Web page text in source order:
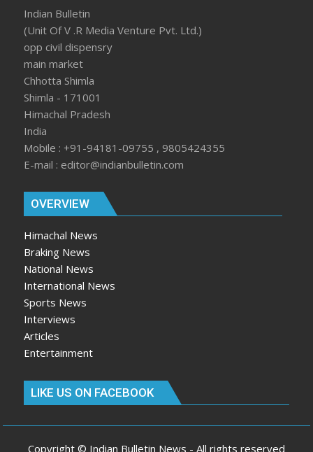
E-mail : editor@indianbulletin.com
OVERVIEW
Himachal News
Braking News
National News
International News
Sports News
Interviews
Entertainment
Copyright © Indian Bulletin News - All rights reserved